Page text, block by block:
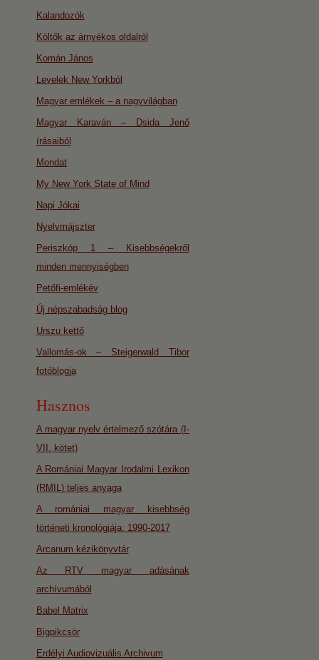
Kalandozók
Költők az árnyékos oldalról
Komán János
Levelek New Yorkból
Magyar emlékek – a nagyvilágban
Magyar Karaván – Dsida Jenő
írásaiból
Mondat
My New York State of Mind
Napi Jókai
Nyelvmájszter
Periszkóp 1 – Kisebbségekről
minden mennyiségben
Petőfi-emlékév
Új népszabadság blog
Urszu kettő
Vallomás-ok – Steigerwald Tibor
fotóblogja
Hasznos
A magyar nyelv értelmező szótára (I-
VII. kötet)
A Romániai Magyar Irodalmi Lexikon
(RMIL) teljes anyaga
A romániai magyar kisebbség
történeti kronológiája: 1990-2017
Arcanum kézikönyvtár
Az RTV magyar adásának
archívumából
Babel Matrix
Bigpikcsör
Erdélyi Audiovizuális Archivum